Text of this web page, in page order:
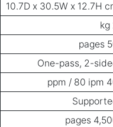
10.7D x 30.5W x 12.7H
50
One-pass, 2-
40
4,500